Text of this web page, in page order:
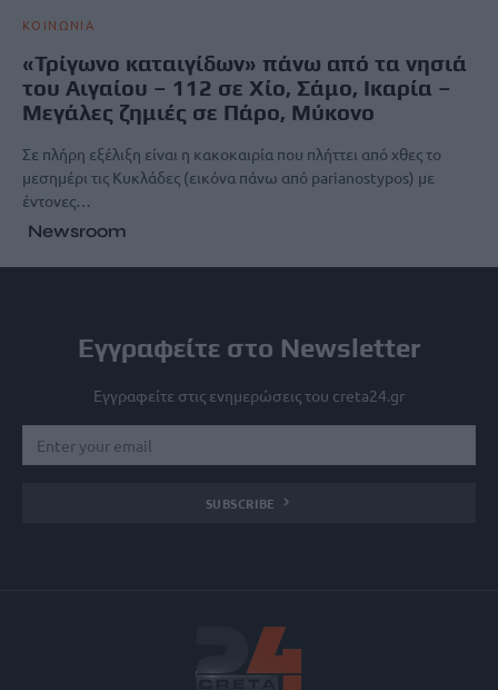
ΚΟΙΝΩΝΙΑ
«Τρίγωνο καταιγίδων» πάνω από τα νησιά
του Αιγαίου – 112 σε Χίο, Σάμο, Ικαρία –
Μεγάλες ζημιές σε Πάρο, Μύκονο
Σε πλήρη εξέλιξη είναι η κακοκαιρία που πλήττει από χθες το
μεσημέρι τις Κυκλάδες (εικόνα πάνω από parianostypos) με
έντονες…
Newsroom
Εγγραφείτε στο Newsletter
Εγγραφείτε στις ενημερώσεις του creta24.gr
SUBSCRIBE